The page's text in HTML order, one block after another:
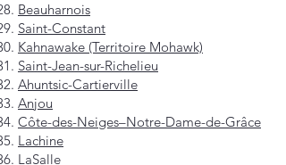
Beauharnois
Saint-Constant
Kahnawake (Territoire Mohawk)
Saint-Jean-sur-Richelieu
Ahuntsic-Cartierville
Anjou
Côte-des-Neiges–Notre-Dame-de-Grâce
Lachine
LaSalle